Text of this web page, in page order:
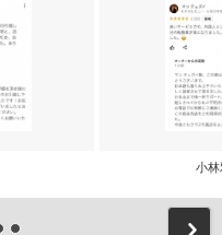
小林